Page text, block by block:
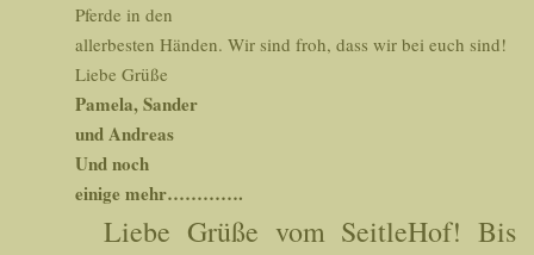
Pferde in den
allerbesten Händen. Wir sind froh, dass wir bei euch sind!
Liebe Grüße
Pamela, Sander
und Andreas
Und noch
einige mehr………….
Liebe Grüße vom SeitleHof! Bis